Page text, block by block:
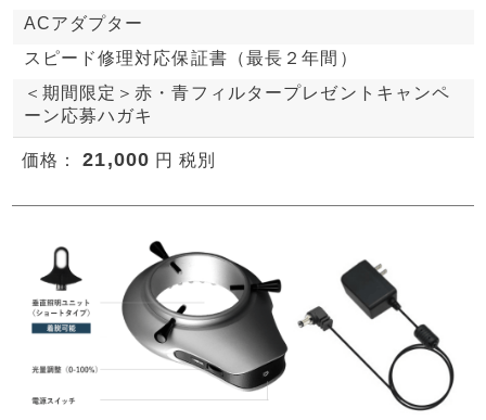
ACアダプター
スピード修理対応保証書（最長２年間）
＜期間限定＞赤・青フィルタープレゼントキャンペ
ーン応募ハガキ
価格： 21,000 円 税別